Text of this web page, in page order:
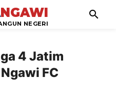
NGAWI
NEGERI
search
4 Jatim
FC